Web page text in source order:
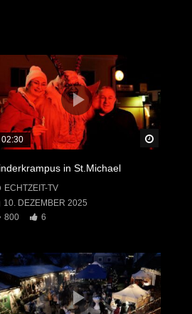
Ansehen
02:30
in St.Michael
ECHTZEIT-TV
10. DEZEMBER 2025
800
6